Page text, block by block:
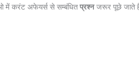
में करंट अफेयर्स से सम्बंधितप्रश्नजरूर पूछे जाते